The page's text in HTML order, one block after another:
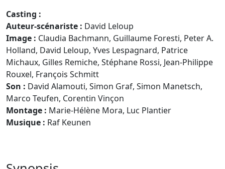
Casting :
Auteur-scénariste : David Leloup
Image : Claudia Bachmann, Guillaume Foresti, Peter A.
Holland, David Leloup, Yves Lespagnard, Patrice
Michaux, Gilles Remiche, Stéphane Rossi, Jean-Philippe
Rouxel, François Schmitt
Son : David Alamouti, Simon Graf, Simon Manetsch,
Marco Teufen, Corentin Vinçon
Montage : Marie-Hélène Mora, Luc Plantier
Musique : Raf Keunen